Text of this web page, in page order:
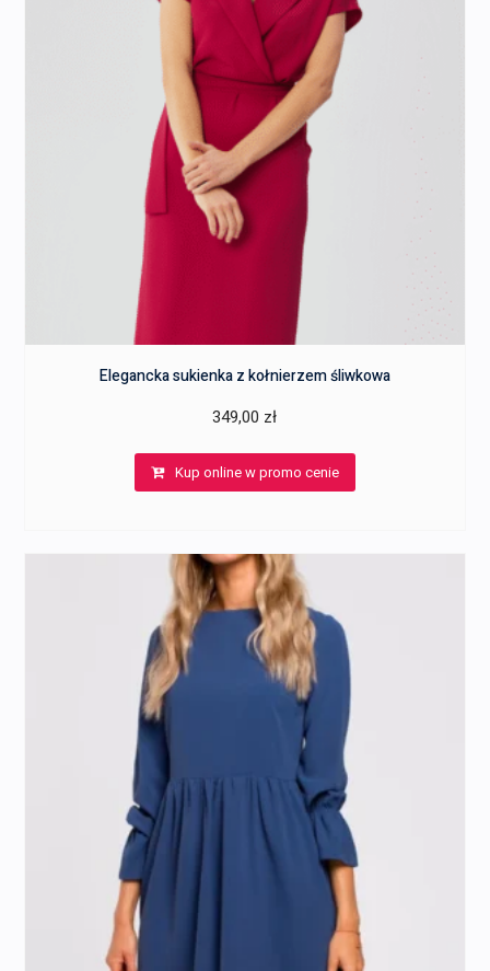
Elegancka sukienka z kołnierzem śliwkowa
349,00 zł
Kup online w promo cenie